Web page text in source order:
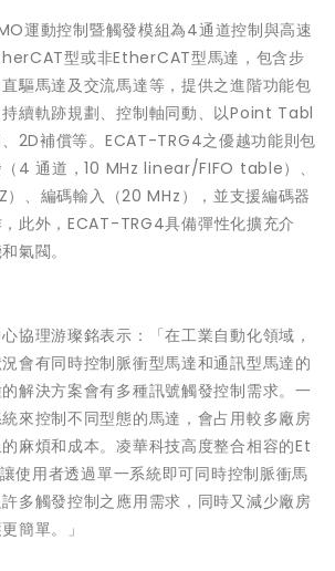
運動控制暨觸發模組為4通道控制與高速
型或非EtherCAT型馬達，包含步
驅馬達及交流馬達等，提供之進階功能包
續軌跡規劃、控制軸同動、以Point Tabl
2D補償等。ECAT-TRG4之優越功能則包
4 通道，10 MHz linear/FIFO table）、
）、編碼輸入（20 MHz），並支援編碼器
此外，ECAT-TRG4具備彈性化擴充介
氣閥。
協理游璨銘表示：「在工業自動化領域，
會有同時控制脈衝型馬達和通訊型馬達的
解決方案會有多種訊號觸發控制需求。一
來控制不同型態的馬達，會占用較多廠房
麻煩和成本。凌華科技高度整合相容的Et
使用者透過單一系統即可同時控制脈衝馬
多觸發控制之應用需求，同時又減少廠房
簡單。」